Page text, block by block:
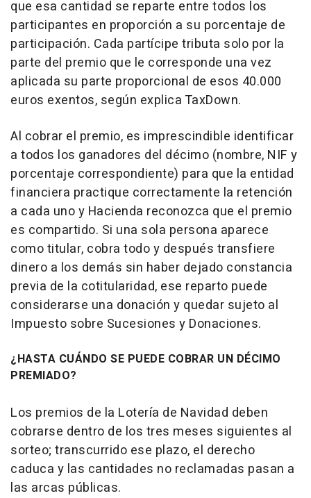
que esa cantidad se reparte entre todos los
participantes en proporción a su porcentaje de
participación. Cada partícipe tributa solo por la
parte del premio que le corresponde una vez
aplicada su parte proporcional de esos 40.000
euros exentos, según explica TaxDown.
Al cobrar el premio, es imprescindible identificar
a todos los ganadores del décimo (nombre, NIF y
porcentaje correspondiente) para que la entidad
financiera practique correctamente la retención
a cada uno y Hacienda reconozca que el premio
es compartido. Si una sola persona aparece
como titular, cobra todo y después transfiere
dinero a los demás sin haber dejado constancia
previa de la cotitularidad, ese reparto puede
considerarse una donación y quedar sujeto al
Impuesto sobre Sucesiones y Donaciones.
¿HASTA CUÁNDO SE PUEDE COBRAR UN DÉCIMO
PREMIADO?
Los premios de la Lotería de Navidad deben
cobrarse dentro de los tres meses siguientes al
sorteo; transcurrido ese plazo, el derecho
caduca y las cantidades no reclamadas pasan a
las arcas públicas.